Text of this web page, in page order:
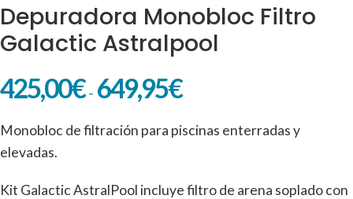
Depuradora Monobloc Filtro
Galactic Astralpool
425,00€ - 649,95€
Monobloc de filtración para piscinas enterradas y
elevadas.
Kit Galactic AstralPool incluye filtro de arena soplado con